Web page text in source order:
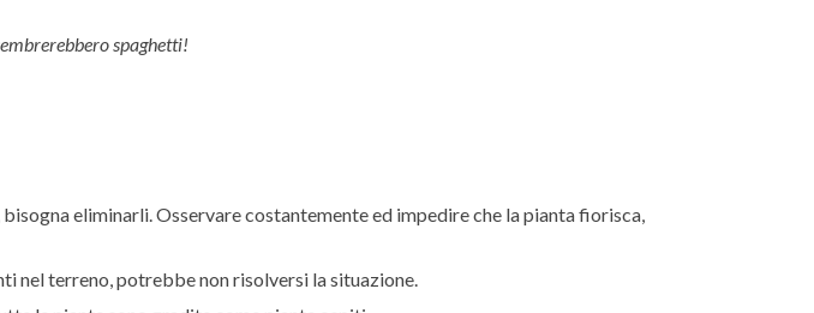
spaghetti!
eliminarli. Osservare costantemente ed impedire che la pianta fiorisca,
nel terreno, potrebbe non risolversi la situazione.